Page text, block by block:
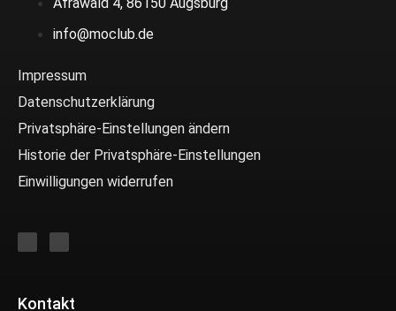
Afrawald 4, 86150 Augsburg
info@moclub.de
Impressum
Datenschutzerklärung
Privatsphäre-Einstellungen ändern
Historie der Privatsphäre-Einstellungen
Einwilligungen widerrufen
Kontakt